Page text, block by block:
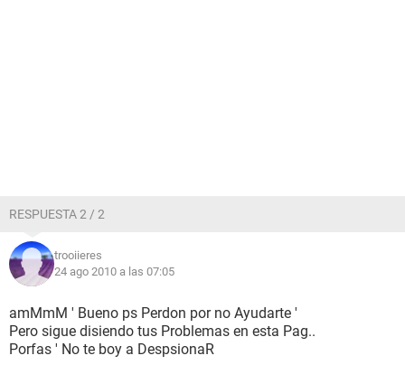
RESPUESTA 2 / 2
trooiieres
24 ago 2010 a las 07:05
amMmM ' Bueno ps Perdon por no Ayudarte '
Pero sigue disiendo tus Problemas en esta Pag..
Porfas ' No te boy a DespsionaR